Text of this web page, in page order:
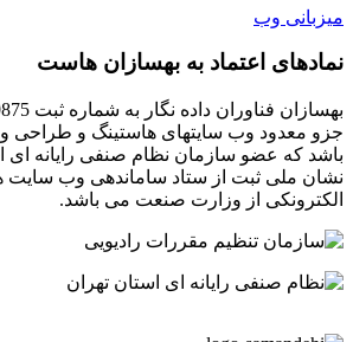
میزبانی وب
نمادهای اعتماد به بهسازان هاست
جزو معدود وب سایتهای هاستینگ و
باشد که عضو سازمان نظام صنفی رایانه ای
نشان ملی ثبت از ستاد ساماندهی وب سایت ها
الکترونکی از وزارت صنعت می باشد.